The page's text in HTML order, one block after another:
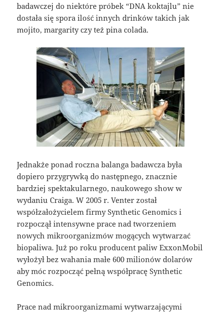
badawczej do niektóre próbek “DNA koktajlu” nie
dostała się spora ilość innych drinków takich jak
mojito, margarity czy też pina colada.
Jednakże ponad roczna balanga badawcza była
dopiero przygrywką do następnego, znacznie
bardziej spektakularnego, naukowego show w
wydaniu Craiga. W 2005 r. Venter został
współzałożycielem firmy Synthetic Genomics i
rozpoczął intensywne prace nad tworzeniem
nowych mikroorganizmów mogących wytwarzać
biopaliwa. Już po roku producent paliw ExxonMobil
wyłożył bez wahania małe 600 milionów dolarów
aby móc rozpocząć pełną współpracę Synthetic
Genomics.
Prace nad mikroorganizmami wytwarzającymi